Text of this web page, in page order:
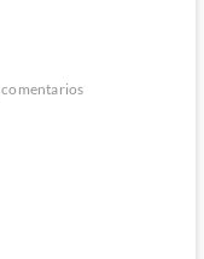
comentarios